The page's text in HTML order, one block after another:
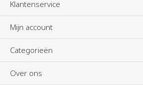
Klantenservice
Mijn account
Categorieën
Over ons